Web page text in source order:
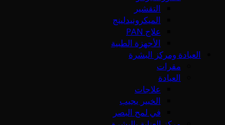
التقشير
الميكرونيدلينج
علاج PAN
الأجهزة الطبية
العيادة ومركز البشرة
مقرات
العيادة
علاجات
الخبير يجيب
في لمح البصر